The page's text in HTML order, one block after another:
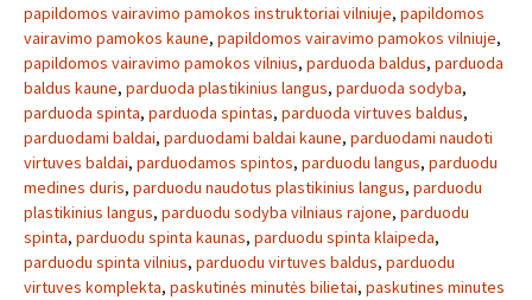
papildomos vairavimo pamokos instruktoriai vilniuje, papildomos
vairavimo pamokos kaune, papildomos vairavimo pamokos vilniuje,
papildomos vairavimo pamokos vilnius, parduoda baldus, parduoda
baldus kaune, parduoda plastikinius langus, parduoda sodyba,
parduoda spinta, parduoda spintas, parduoda virtuves baldus,
parduodami baldai, parduodami baldai kaune, parduodami naudoti
virtuves baldai, parduodamos spintos, parduodu langus, parduodu
medines duris, parduodu naudotus plastikinius langus, parduodu
plastikinius langus, parduodu sodyba vilniaus rajone, parduodu
spinta, parduodu spinta kaunas, parduodu spinta klaipeda,
parduodu spinta vilnius, parduodu virtuves baldus, parduodu
virtuves komplekta, paskutinės minutės bilietai, paskutines minutes